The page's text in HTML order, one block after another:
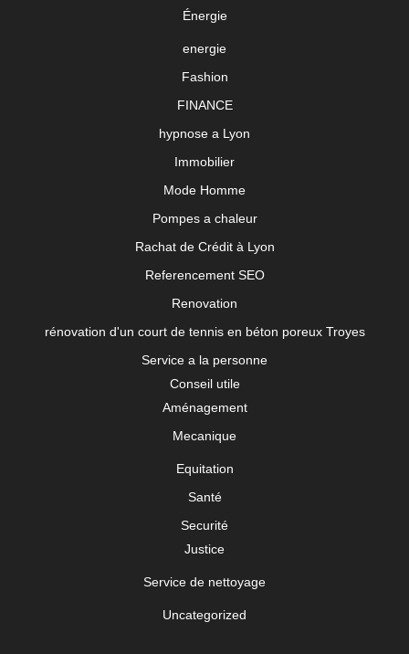
Énergie
energie
Fashion
FINANCE
hypnose a Lyon
Immobilier
Mode Homme
Pompes a chaleur
Rachat de Crédit à Lyon
Referencement SEO
Renovation
rénovation d'un court de tennis en béton poreux Troyes
Service a la personne
Conseil utile
Aménagement
Mecanique
Equitation
Santé
Securité
Justice
Service de nettoyage
Uncategorized